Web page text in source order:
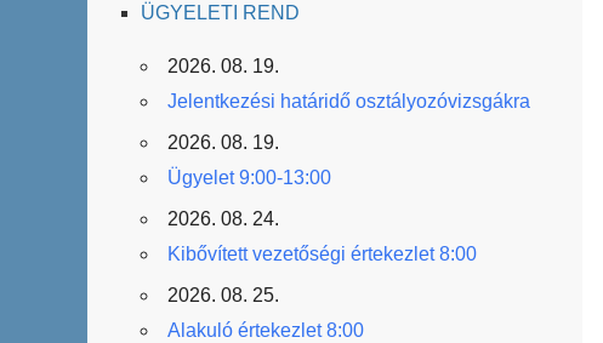
ÜGYELETI REND
2026. 08. 19.
Jelentkezési határidő osztályozóvizsgákra
2026. 08. 19.
Ügyelet 9:00-13:00
2026. 08. 24.
Kibővített vezetőségi értekezlet 8:00
2026. 08. 25.
Alakuló értekezlet 8:00